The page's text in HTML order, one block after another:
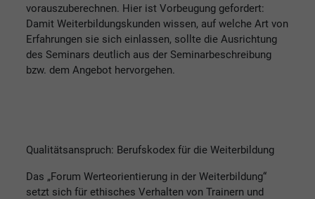
vorauszuberechnen. Hier ist Vorbeugung gefordert:
Damit Weiterbildungskunden wissen, auf welche Art von
Erfahrungen sie sich einlassen, sollte die Ausrichtung
des Seminars deutlich aus der Seminarbeschreibung
bzw. dem Angebot hervorgehen.
Qualitätsanspruch: Berufskodex für die Weiterbildung
Das „Forum Werteorientierung in der Weiterbildung“
setzt sich für ethisches Verhalten von Trainern und